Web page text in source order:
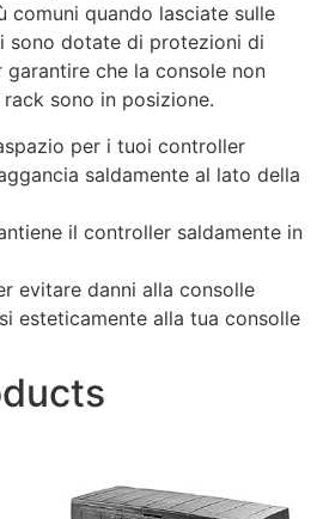
comuni quando lasciate sulle
sono dotate di protezioni di
che la console non
sono in posizione.
per i tuoi controller
saldamente al lato della
il controller saldamente in
evitare danni alla consolle
esteticamente alla tua consolle